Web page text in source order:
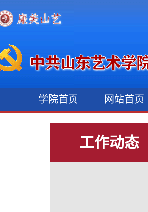
学院首页 网站首页
工作动态